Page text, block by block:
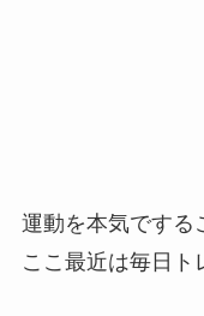
運動を本気でする
ここ最近は毎日ト